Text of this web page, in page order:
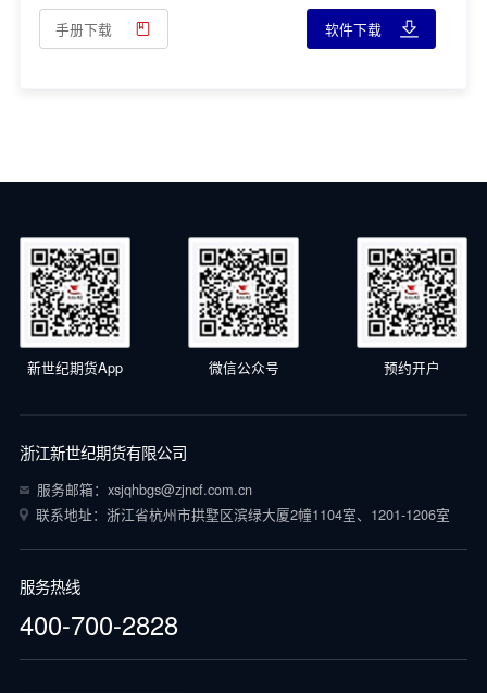
手册下载 软件下载
新世纪期货App 微信公众号 预约开户
浙江新世纪期货有限公司
服务邮箱：xsjqhbgs@zjncf.com.cn
联系地址：浙江省杭州市拱墅区滨绿大厦2幢1104室、1201-1206室
服务热线
400-700-2828